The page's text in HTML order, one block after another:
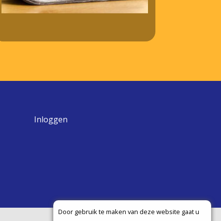
Door gebruik te maken van deze website gaat u
Inloggen